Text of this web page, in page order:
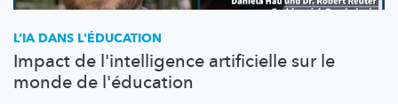
L’IA DANS L'ÉDUCATION
Impact de l'intelligence artificielle sur le
monde de l'éducation